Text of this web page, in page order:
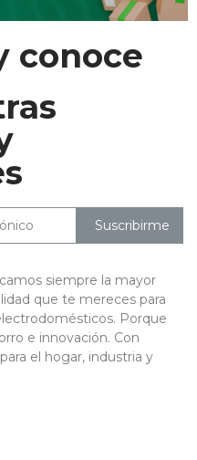
conoce
Suscribirme
siempre la mayor
que te mereces para
Porque
e innovación. Con
el hogar, industria y